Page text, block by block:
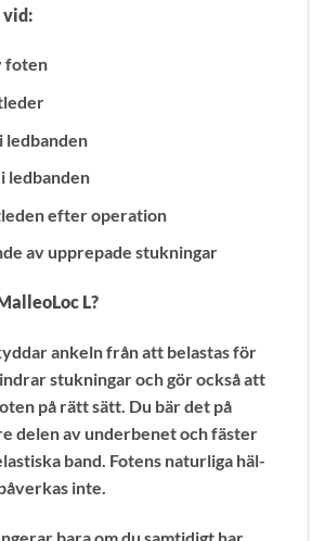
foten
ledbanden
ledbanden
efter operation
av upprepade stukningar
L?
ankeln från att belastas för
stukningar och gör också att
på rätt sätt. Du bär det på
delen av underbenet och fäster
band. Fotens naturliga häl-
inte.